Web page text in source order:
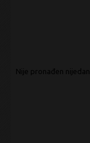
Nije pronađen nijedan